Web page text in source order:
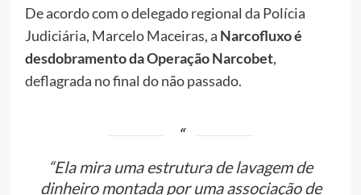
De acordo com o delegado regional da Polícia
Judiciária, Marcelo Maceiras, a Narcofluxo é
desdobramento da Operação Narcobet,
deflagrada no final do não passado.
“Ela mira uma estrutura de lavagem de
dinheiro montada por uma associação de